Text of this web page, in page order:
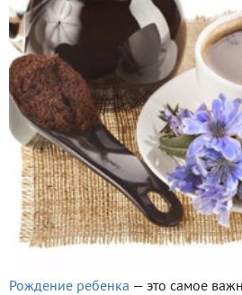
Рождение ребенка — это самое